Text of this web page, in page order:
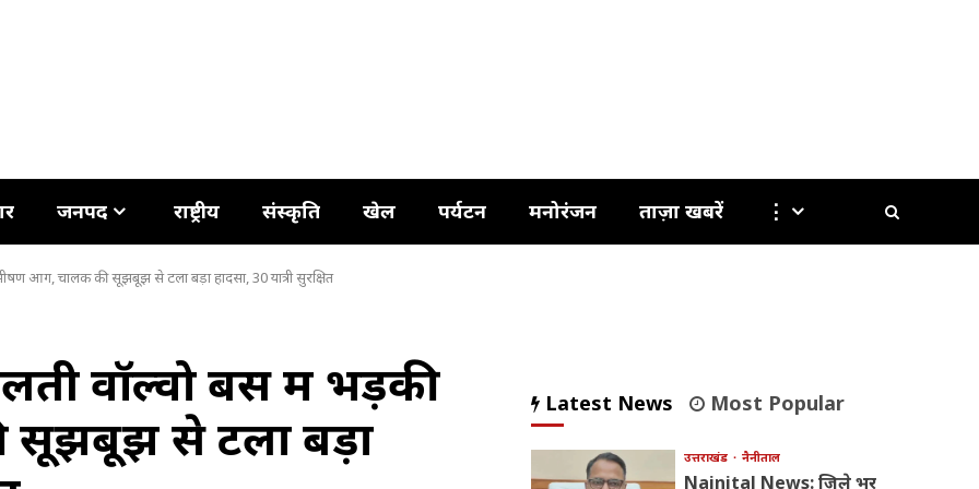
जनपद राष्ट्रीय संस्कृति खेल पर्यटन मनोरंजन ताज़ा खबरें ⋮
आग, चालक की सूझबूझ से टला बड़ा हादसा, 30 यात्री सुरक्षित
वॉल्वो बस में भड़की
से टला बड़ा
Latest News Most Popular
उत्तराखंड नैनीताल
Nainital News: जिले भर